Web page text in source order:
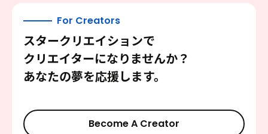
For Creators
スタークリエイションで
クリエイターになりませんか？
あなたの夢を応援します。
Become A Creator